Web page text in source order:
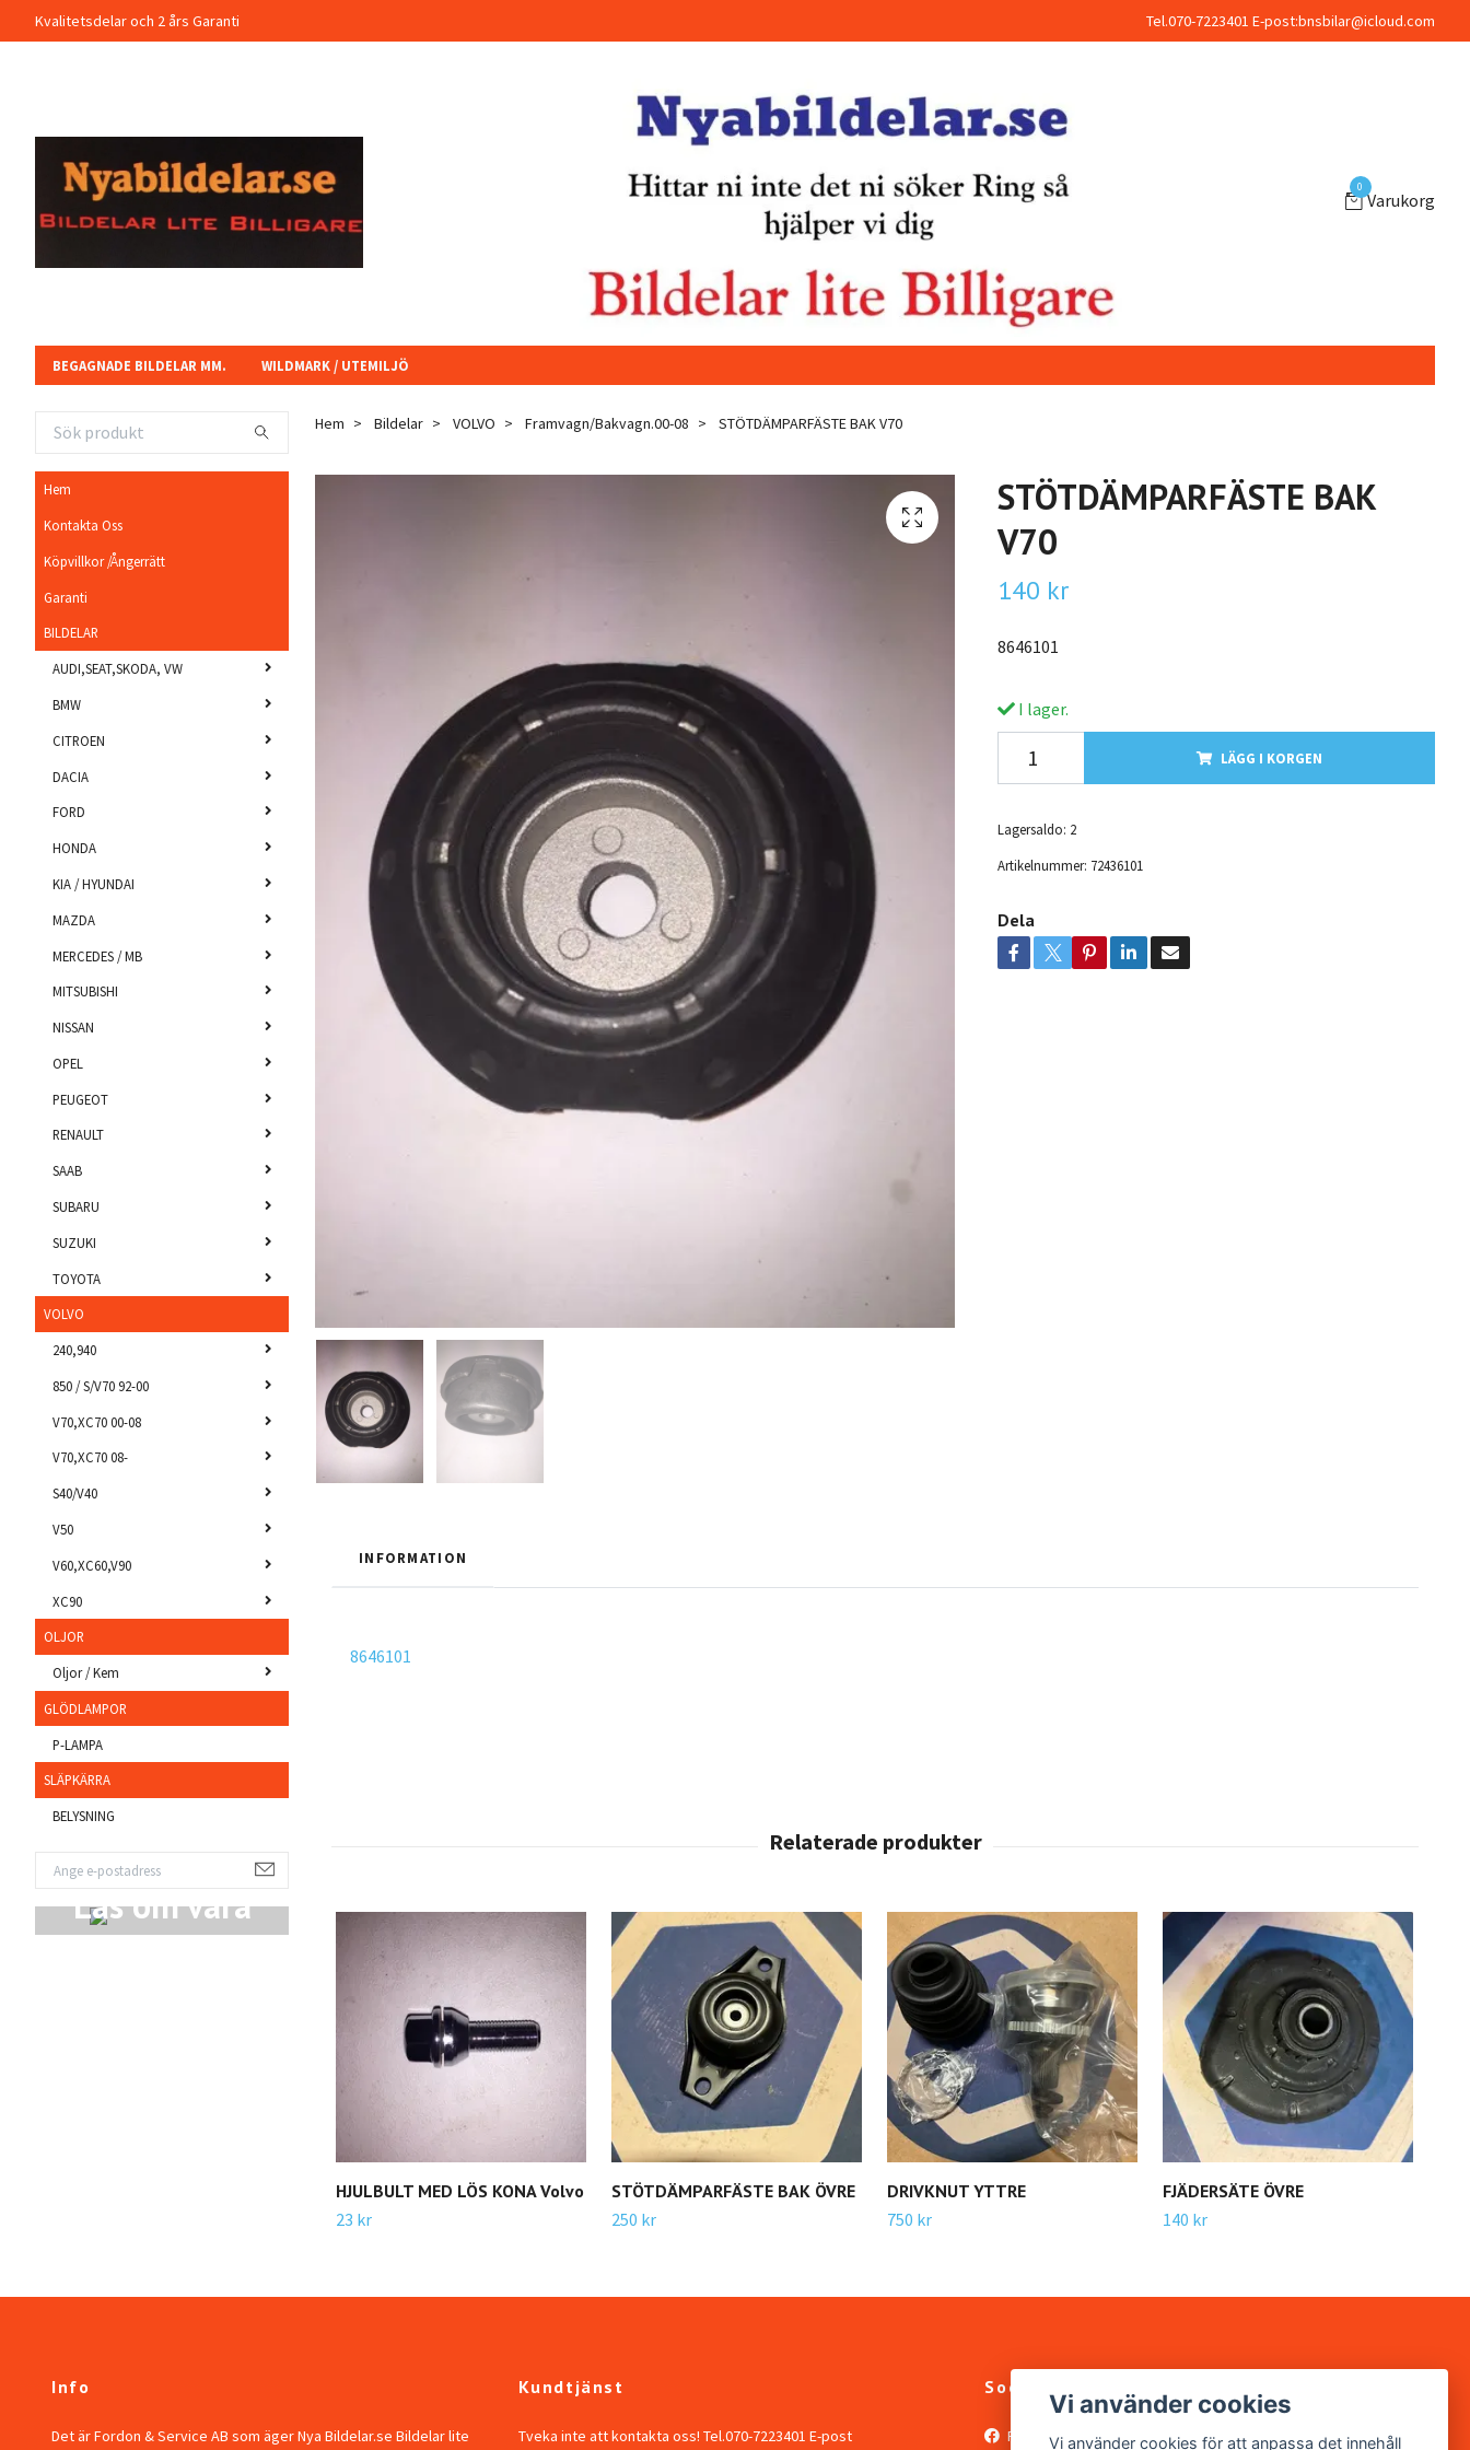
Kvalitetsdelar och 2 års Garanti Tel.070-7223401 E-post:bnsbilar@icloud.com
0
Varukorg
BEGAGNADE BILDELAR MM. WILDMARK / UTEMILJÖ
Hem
Kontakta Oss
Köpvillkor /Ångerrätt
Garanti
BILDELAR
AUDI,SEAT,SKODA, VW
BMW
CITROEN
DACIA
FORD
HONDA
KIA / HYUNDAI
MAZDA
MERCEDES / MB
MITSUBISHI
NISSAN
OPEL
PEUGEOT
RENAULT
SAAB
SUBARU
SUZUKI
TOYOTA
VOLVO
240,940
850 / S/V70 92-00
V70,XC70 00-08
V70,XC70 08-
S40/V40
V50
V60,XC60,V90
XC90
OLJOR
Oljor / Kem
GLÖDLAMPOR
P-LAMPA
SLÄPKÄRRA
BELYSNING
Läs om våra
Produkter
Hem Bildelar VOLVO Framvagn/Bakvagn.00-08 STÖTDÄMPARFÄSTE BAK V70
STÖTDÄMPARFÄSTE BAK
V70
140 kr
8646101
I lager.
LÄGG I KORGEN
Lagersaldo: 2
Artikelnummer: 72436101
Dela
INFORMATION
8646101
HJULBULT MED LÖS KONA Volvo
23 kr
STÖTDÄMPARFÄSTE BAK ÖVRE
250 kr
DRIVKNUT YTTRE
750 kr
FJÄDERSÄTE ÖVRE
140 kr
Info
Det är Fordon & Service AB som äger Nya Bildelar.se Bildelar lite
Kundtjänst
Tveka inte att kontakta oss! Tel.070-7223401 E-post
Sociala medier
Facebook
Vi använder cookies
Vi använder cookies för att anpassa det innehåll